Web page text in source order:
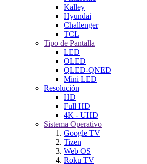
Kalley
Hyundai
Challenger
TCL
Tipo de Pantalla
LED
OLED
QLED-QNED
Mini LED
Resolución
HD
Full HD
4K - UHD
Sistema Operativo
Google TV
Tizen
Web OS
Roku TV